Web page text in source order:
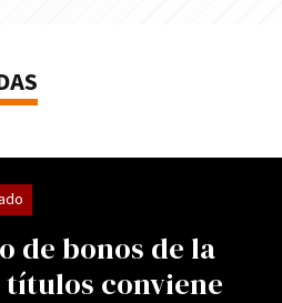
de bonos de la
títulos conviene